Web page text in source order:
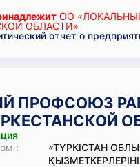
ОО
ОБЛАСТИ»
отчет о
ПРОФСОЮЗ
:
«ТҮРКІСТАН